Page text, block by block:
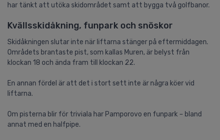
har tänkt att utöka skidområdet samt att bygga två golfbanor.
Kvällsskidåkning, funpark och snöskor
Skidåkningen slutar inte när liftarna stänger på eftermiddagen.
Områdets brantaste pist, som kallas Muren, är belyst från
klockan 18 och ända fram till klockan 22.
En annan fördel är att det i stort sett inte är några köer vid
liftarna.
Om pisterna blir för triviala har Pamporovo en funpark – bland
annat med en halfpipe.